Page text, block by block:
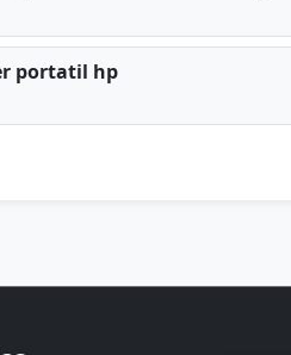
portatil hp